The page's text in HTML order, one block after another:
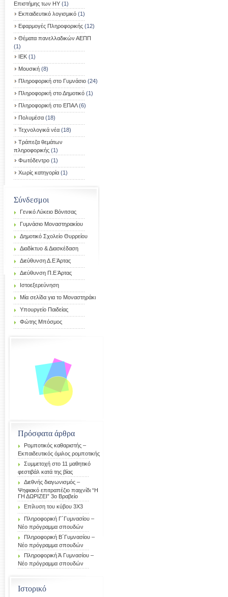
Πρόσφατα άρθρα
Ρομποτικός καθαριστής –
Εκπαιδευτικός όμιλος ρομποτικής
Συμμετοχή στο 11 μαθητικό
φεστιβάλ κατά της βίας
Διεθνής διαγωνισμός –
Ψηφιακό επιτραπέζιο παιχνίδι “Η
ΓΗ ΔΩΡΙΖΕΙ” 3ο Βραβείο
Επίλυση του κύβου 3Χ3
Πληροφορική Γ΄Γυμνασίου –
Νέο πρόγραμμα σπουδών
Πληροφορική Β΄Γυμνασίου –
Νέο πρόγραμμα σπουδών
Πληροφορική Ά Γυμνασίου –
Νέο πρόγραμμα σπουδών
Ιστορικό
Επιστήμης των ΗΥ (1)
Εκπαιδευτικό λογισμικό (1)
Εφαρμογές Πληροφορικής (12)
Θέματα πανελλαδικών ΑΕΠΠ
(1)
ΙΕΚ (1)
Μουσική (8)
Πληροφορική στο Γυμνάσιο (24)
Πληροφορική στο Δημοτικό (1)
Πληροφορική στο ΕΠΑΛ(6)
Πολυμέσα (18)
Τεχνολογικά νέα (18)
Τράπεζα θεμάτων
πληροφορικής (1)
Φωτόδεντρο (1)
Χωρίς κατηγορία (1)
Σύνδεσμοι
Γενικό Λύκειο Βόνιτσας
Γυμνάσιο Μοναστηρακίου
Δημοτικό Σχολείο Θυρρείου
Διαδίκτυο & Διασκέδαση
Διεύθυνση Δ.Ε Άρτας
Διεύθυνση Π.Ε Άρτας
Ιστοεξερεύνηση
Μία σελίδα για το Μοναστηράκι
Υπουργείο Παιδείας
Φώτης Μπόσμος